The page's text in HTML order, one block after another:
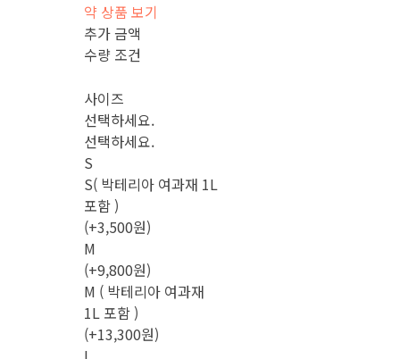
약 상품 보기
추가 금액
수량 조건
사이즈
선택하세요.
선택하세요.
S
S( 박테리아 여과재 1L
포함 )
(+3,500원)
M
(+9,800원)
M ( 박테리아 여과재
1L 포함 )
(+13,300원)